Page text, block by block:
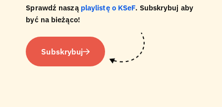
Sprawdź naszą playlistę o KSeF. Subskrybuj aby
być na bieżąco!
Subskrybuj